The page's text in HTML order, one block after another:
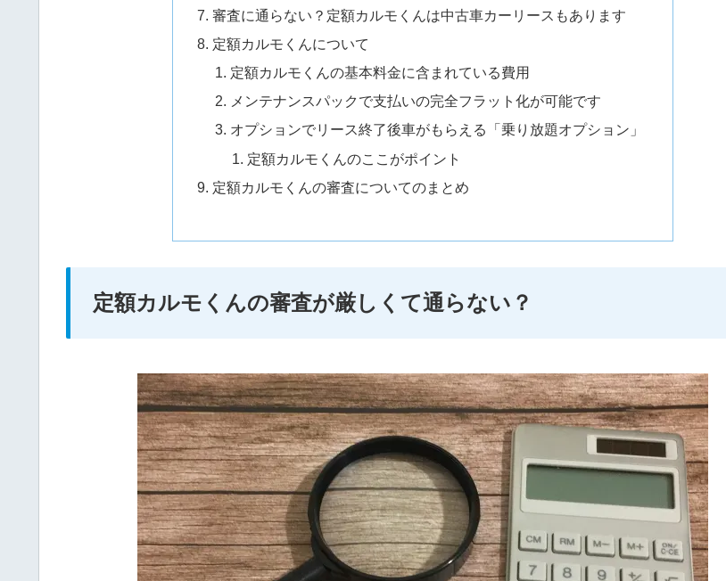
審査に通らない？定額カルモくんは中古車カーリースもあります
定額カルモくんについて
定額カルモくんの基本料金に含まれている費用
メンテナンスパックで支払いの完全フラット化が可能です
オプションでリース終了後車がもらえる「乗り放題オプション」
定額カルモくんのここがポイント
定額カルモくんの審査についてのまとめ
定額カルモくんの審査が厳しくて通らない？